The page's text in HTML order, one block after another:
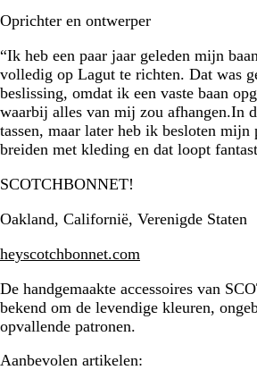
Oprichter en ontwerper
“Ik heb een paar jaar geleden mijn
volledig op Lagut te richten. Dat was
beslissing, omdat ik een vaste baan
waarbij alles van mij zou afhangen.In
tassen, maar later heb ik besloten mijn
breiden met kleding en dat loopt
SCOTCHBONNET!
Oakland, Californië, Verenigde Staten
heyscotchbonnet.com
De handgemaakte accessoires van
bekend om de levendige kleuren,
opvallende patronen.
Aanbevolen artikelen: